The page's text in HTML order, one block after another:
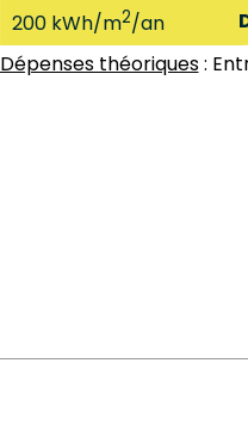
200 kWh/m2/an
Dépenses théoriques: